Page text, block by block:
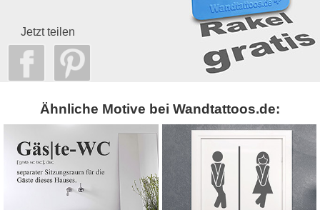
Jetzt teilen
Ähnliche Motive bei Wandtattoos.de: